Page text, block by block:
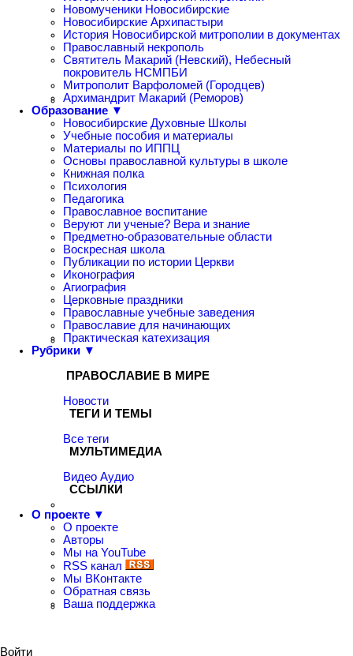
Новомученики Новосибирские
Новосибирские Архипастыри
История Новосибирской митрополии в документах
Православный некрополь
Святитель Макарий (Невский), Небесный
покровитель НСМПБИ
Митрополит Варфоломей (Городцев)
Архимандрит Макарий (Реморов)
Образование ▼
Новосибирские Духовные Школы
Учебные пособия и материалы
Материалы по ИППЦ
Основы православной культуры в школе
Книжная полка
Психология
Педагогика
Православное воспитание
Веруют ли ученые? Вера и знание
Предметно-образовательные области
Воскресная школа
Публикации по истории Церкви
Иконография
Агиография
Церковные праздники
Православные учебные заведения
Православие для начинающих
Практическая катехизация
Рубрики ▼
ПРАВОСЛАВИЕ В МИРЕ
Новости
ТЕГИ И ТЕМЫ
Все теги
МУЛЬТИМЕДИА
Видео Аудио
ССЫЛКИ
О проекте ▼
О проекте
Авторы
Мы на YouTube
RSS канал
Мы ВКонтакте
Обратная связь
Ваша поддержка
Войти